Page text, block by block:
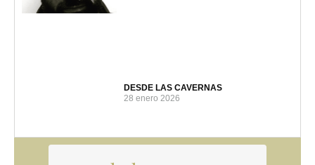
DESDE LAS CAVERNAS
28 enero 2026